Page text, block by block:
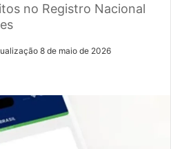
no Registro Nacional
8 de maio de 2026